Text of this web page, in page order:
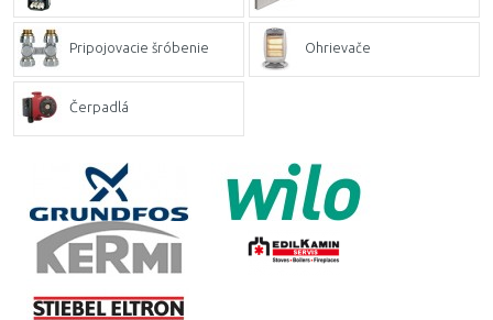
Pripojovacie šróbenie Ohrievače
Čerpadlá